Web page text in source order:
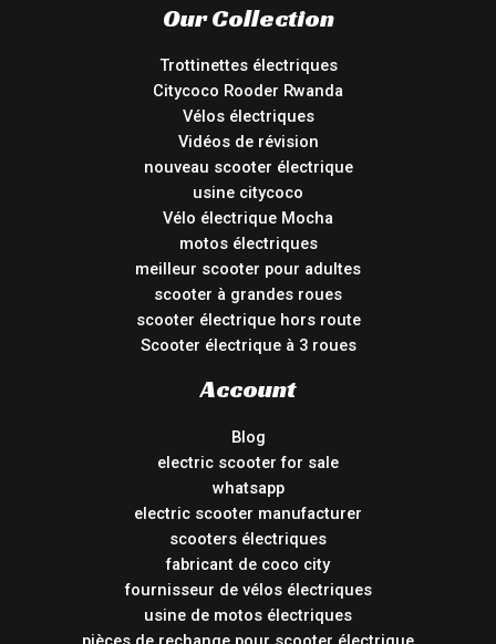
Our Collection
Trottinettes électriques
Citycoco Rooder Rwanda
Vélos électriques
Vidéos de révision
nouveau scooter électrique
usine citycoco
Vélo électrique Mocha
motos électriques
meilleur scooter pour adultes
scooter à grandes roues
scooter électrique hors route
Scooter électrique à 3 roues
Account
Blog
electric scooter for sale
whatsapp
electric scooter manufacturer
scooters électriques
fabricant de coco city
fournisseur de vélos électriques
usine de motos électriques